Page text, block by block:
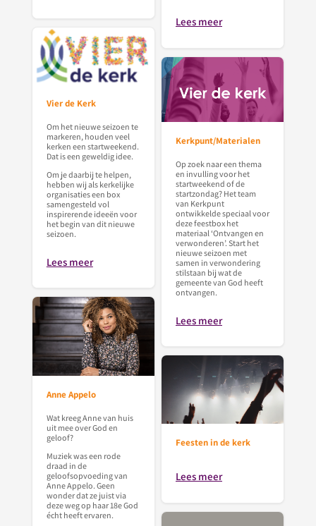
Lees meer
Vier de Kerk
Om het nieuwe seizoen te
markeren, houden veel
kerken een startweekend.
Dat is een geweldig idee.
Om je daarbij te helpen,
hebben wij als kerkelijke
organisaties een box
samengesteld vol
inspirerende ideeën voor
het begin van dit nieuwe
seizoen.
Lees meer
Kerkpunt/Materialen
Op zoek naar een thema
en invulling voor het
startweekend of de
startzondag? Het team
van Kerkpunt
ontwikkelde speciaal voor
deze feestbox het
materiaal ‘Ontvangen en
verwonderen’. Start het
nieuwe seizoen met
samen in verwondering
stilstaan bij wat de
gemeente van God heeft
ontvangen.
Lees meer
Anne Appelo
Wat kreeg Anne van huis
uit mee over God en
geloof?
Muziek was een rode
draad in de
geloofsopvoeding van
Anne Appelo. Geen
wonder dat ze juist via
deze weg op haar 18e God
écht heeft ervaren.
Feesten in de kerk
Lees meer